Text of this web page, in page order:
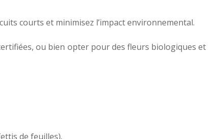
courts et minimisez l’impact environnemental.
ou bien opter pour des fleurs biologiques et
de feuilles).